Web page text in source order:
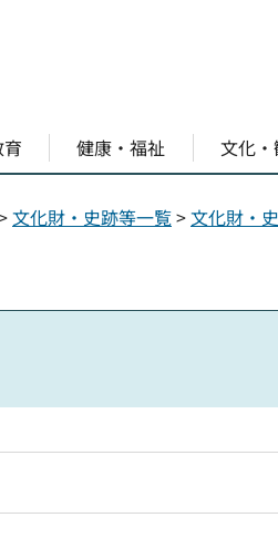
健康・福祉 文化
文化財・史跡等一覧>文化財・